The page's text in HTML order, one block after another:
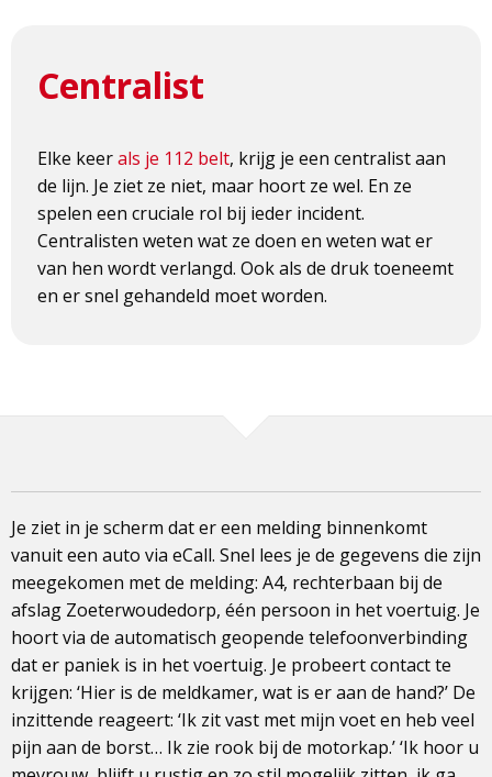
Centralist
Elke keerals je 112 belt, krijg je een centralist aan
de lijn. Je ziet ze niet, maar hoort ze wel. En ze
spelen een cruciale rol bij ieder incident.
Centralisten weten wat ze doen en weten wat er
van hen wordt verlangd. Ook als de druk toeneemt
en er snel gehandeld moet worden.
Je ziet in je scherm dat er een melding binnenkomt
vanuit een auto via eCall. Snel lees je de gegevens die zijn
meegekomen met de melding: A4, rechterbaan bij de
afslag Zoeterwoudedorp, één persoon in het voertuig. Je
hoort via de automatisch geopende telefoonverbinding
dat er paniek is in het voertuig. Je probeert contact te
krijgen: ‘Hier is de meldkamer, wat is er aan de hand?’ De
inzittende reageert: ‘Ik zit vast met mijn voet en heb veel
pijn aan de borst… Ik zie rook bij de motorkap.’ ‘Ik hoor u